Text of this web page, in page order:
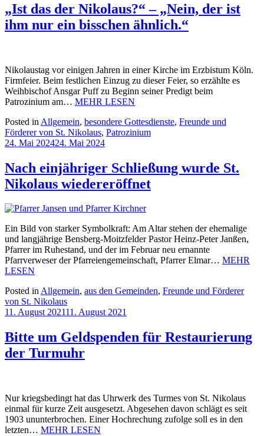
„Ist das der Nikolaus?“ – „Nein, der ist
ihm nur ein bisschen ähnlich.“
Nikolaustag vor einigen Jahren in einer Kirche im Erzbistum Köln.
Firmfeier. Beim festlichen Einzug zu dieser Feier, so erzählte es
Weihbischof Ansgar Puff zu Beginn seiner Predigt beim
Patrozinium am… MEHR LESEN
Posted in Allgemein, besondere Gottesdienste, Freunde und
Förderer von St. Nikolaus, Patrozinium
24. Mai 202424. Mai 2024
Nach einjähriger Schließung wurde St.
Nikolaus wiedereröffnet
Ein Bild von starker Symbolkraft: Am Altar stehen der ehemalige
und langjährige Bensberg-Moitzfelder Pastor Heinz-Peter Janßen,
Pfarrer im Ruhestand, und der im Februar neu ernannte
Pfarrverweser der Pfarreiengemeinschaft, Pfarrer Elmar… MEHR
LESEN
Posted inAllgemein, aus den Gemeinden, Freunde und Förderer
von St. Nikolaus
11. August 202111. August 2021
Bitte um Geldspenden für Restaurierung
der Turmuhr
Nur kriegsbedingt hat das Uhrwerk des Turmes von St. Nikolaus
einmal für kurze Zeit ausgesetzt. Abgesehen davon schlägt es seit
1903 ununterbrochen. Einer Hochrechung zufolge soll es in den
letzten… MEHR LESEN